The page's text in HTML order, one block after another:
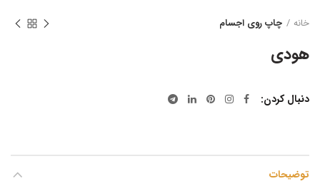
خانه چاپ روی اجسام
هودی
دنبال کردن
توضیحات